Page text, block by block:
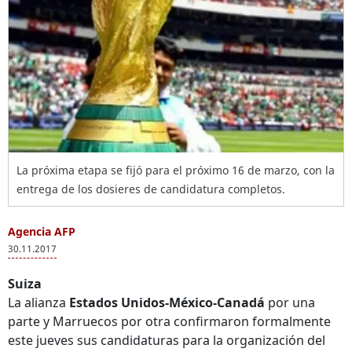
La próxima etapa se fijó para el próximo 16 de marzo, con la
entrega de los dosieres de candidatura completos.
Agencia AFP
30.11.2017
Suiza
La alianza Estados Unidos-México-Canadá por una
parte y Marruecos por otra confirmaron formalmente
este jueves sus candidaturas para la organización del